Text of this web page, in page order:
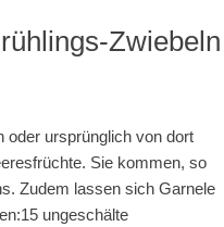
Zwiebeln
oder ursprünglich von dort
Sie kommen, so
Zudem lassen sich Garnele
ungeschälte